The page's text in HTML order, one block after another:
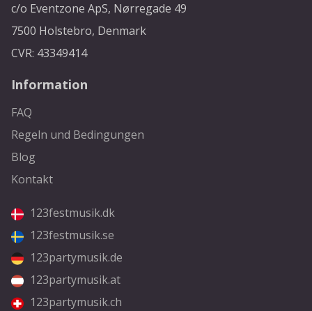
c/o Eventzone ApS, Nørregade 49
7500 Holstebro, Denmark
CVR: 43349414
Information
FAQ
Regeln und Bedingungen
Blog
Kontakt
123festmusik.dk
123festmusik.se
123partymusik.de
123partymusik.at
123partymusik.ch